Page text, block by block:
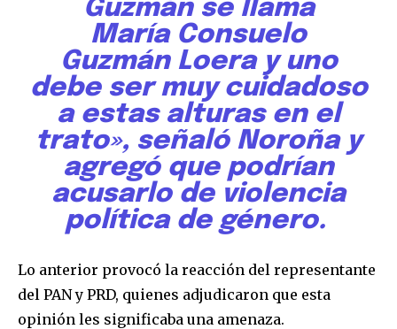
Guzmán se llama
María Consuelo
Guzmán Loera y uno
debe ser muy cuidadoso
a estas alturas en el
trato», señaló Noroña y
agregó que podrían
acusarlo de violencia
política de género.
Lo anterior provocó la reacción del representante
del PAN y PRD, quienes adjudicaron que esta
opinión les significaba una amenaza.